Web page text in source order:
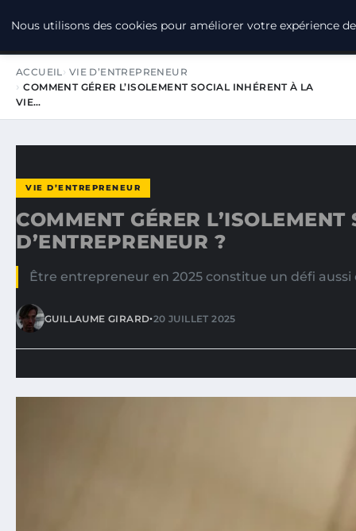
LPO CONSULTING
ACCUEIL VIE D’ENTREPRENEUR
COMMENT GÉRER L’ISOLEMENT SOCIAL INHÉRENT À LA
VIE…
VIE D’ENTREPRENEUR
COMMENT GÉRER
D’ENTREPRENEUR ?
Être entrepreneur en 2025 constitue un défi
GUILLAUME GIRARD•20 JUILLET 2025
Nous utilisons des cookies pour améliorer votre expérience